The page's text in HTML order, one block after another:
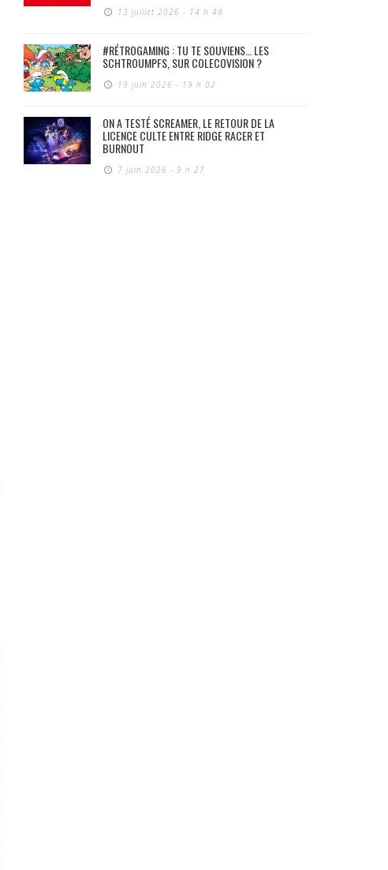
13 juillet 2026 - 14 h 48
#RÉTROGAMING : TU TE SOUVIENS… LES
SCHTROUMPFS, SUR COLECOVISION ?
19 juin 2026 - 19 h 02
ON A TESTÉ SCREAMER, LE RETOUR DE LA
LICENCE CULTE ENTRE RIDGE RACER ET
BURNOUT
7 juin 2026 - 9 h 27